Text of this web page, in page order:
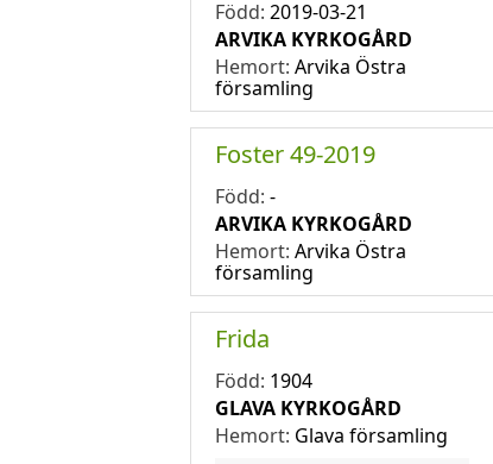
Född: 2019-03-21
ARVIKA KYRKOGÅRD
Hemort: Arvika Östra
församling
Foster 49-2019
Född: -
ARVIKA KYRKOGÅRD
Hemort: Arvika Östra
församling
Frida
Född: 1904
GLAVA KYRKOGÅRD
Hemort: Glava församling